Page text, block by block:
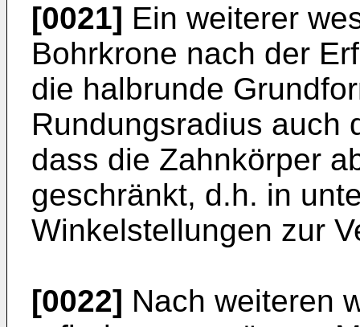
[0021] Ein weiterer
Bohrkrone nach der
die halbrunde
Rundungsradius auch
dass die Zahnkörper
geschränkt, d.h. in
Winkelstellungen zur
[0022] Nach weiteren